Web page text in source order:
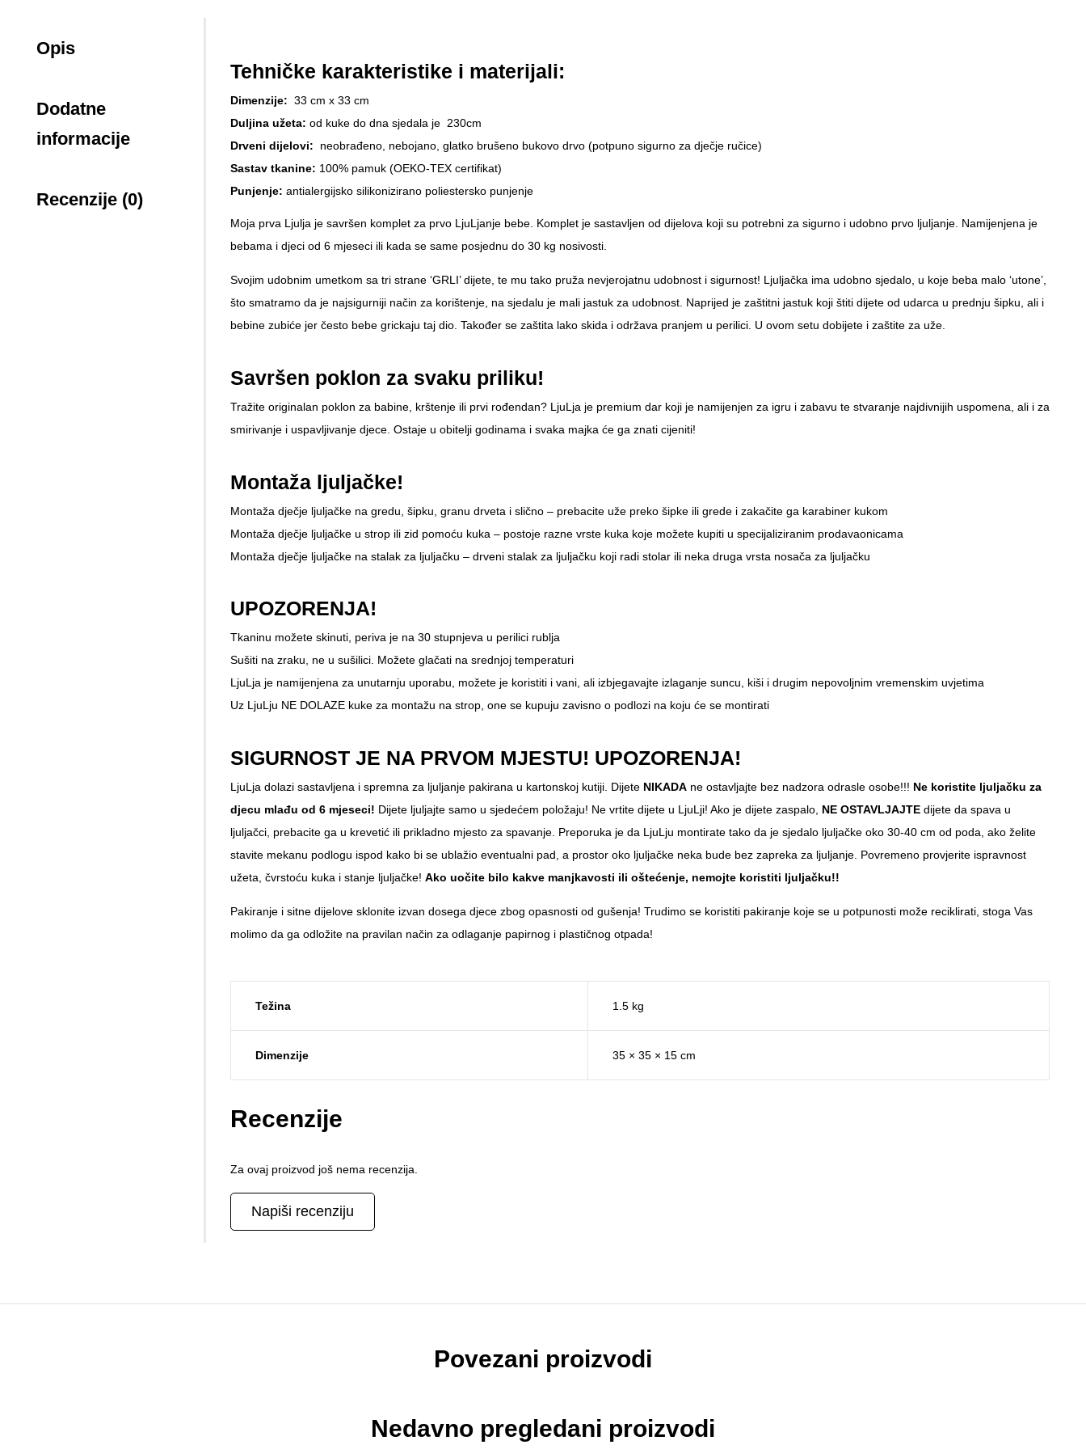
Opis
Dodatne
informacije
Recenzije (0)
Tehničke karakteristike i materijali:
Dimenzije: 33 cm x 33 cm
Duljina užeta: od kuke do dna sjedala je 230cm
Drveni dijelovi: neobrađeno, nebojano, glatko brušeno bukovo drvo (potpuno sigurno za dječje ručice)
Sastav tkanine: 100% pamuk (OEKO-TEX certifikat)
Punjenje: antialergijsko silikonizirano poliestersko punjenje
Moja prva Ljulja je savršen komplet za prvo LjuLjanje bebe. Komplet je sastavljen od dijelova koji su potrebni za sigurno i udobno prvo ljuljanje. Namijenjena je
bebama i djeci od 6 mjeseci ili kada se same posjednu do 30 kg nosivosti.
Svojim udobnim umetkom sa tri strane ‘GRLI’ dijete, te mu tako pruža nevjerojatnu udobnost i sigurnost! Ljuljačka ima udobno sjedalo, u koje beba malo ‘utone’,
što smatramo da je najsigurniji način za korištenje, na sjedalu je mali jastuk za udobnost. Naprijed je zaštitni jastuk koji štiti dijete od udarca u prednju šipku, ali i
bebine zubiće jer često bebe grickaju taj dio. Također se zaštita lako skida i održava pranjem u perilici. U ovom setu dobijete i zaštite za uže.
Savršen poklon za svaku priliku!
Tražite originalan poklon za babine, krštenje ili prvi rođendan? LjuLja je premium dar koji je namijenjen za igru i zabavu te stvaranje najdivnijih uspomena, ali i za
smirivanje i uspavljivanje djece. Ostaje u obitelji godinama i svaka majka će ga znati cijeniti!
Montaža ljuljačke!
Montaža dječje ljuljačke na gredu, šipku, granu drveta i slično – prebacite uže preko šipke ili grede i zakačite ga karabiner kukom
Montaža dječje ljuljačke u strop ili zid pomoću kuka – postoje razne vrste kuka koje možete kupiti u specijaliziranim prodavaonicama
Montaža dječje ljuljačke na stalak za ljuljačku – drveni stalak za ljuljačku koji radi stolar ili neka druga vrsta nosača za ljuljačku
UPOZORENJA!
Tkaninu možete skinuti, periva je na 30 stupnjeva u perilici rublja
Sušiti na zraku, ne u sušilici. Možete glačati na srednjoj temperaturi
LjuLja je namijenjena za unutarnju uporabu, možete je koristiti i vani, ali izbjegavajte izlaganje suncu, kiši i drugim nepovoljnim vremenskim uvjetima
Uz LjuLju NE DOLAZE kuke za montažu na strop, one se kupuju zavisno o podlozi na koju će se montirati
SIGURNOST JE NA PRVOM MJESTU! UPOZORENJA!
LjuLja dolazi sastavljena i spremna za ljuljanje pakirana u kartonskoj kutiji. Dijete NIKADA ne ostavljajte bez nadzora odrasle osobe!!! Ne koristite ljuljačku za
djecu mlađu od 6 mjeseci! Dijete ljuljajte samo u sjedećem položaju! Ne vrtite dijete u LjuLji! Ako je dijete zaspalo, NE OSTAVLJAJTE dijete da spava u
ljuljačci, prebacite ga u krevetić ili prikladno mjesto za spavanje. Preporuka je da LjuLju montirate tako da je sjedalo ljuljačke oko 30-40 cm od poda, ako želite
stavite mekanu podlogu ispod kako bi se ublažio eventualni pad, a prostor oko ljuljačke neka bude bez zapreka za ljuljanje. Povremeno provjerite ispravnost
užeta, čvrstoću kuka i stanje ljuljačke! Ako uočite bilo kakve manjkavosti ili oštećenje, nemojte koristiti ljuljačku!!
Pakiranje i sitne dijelove sklonite izvan dosega djece zbog opasnosti od gušenja! Trudimo se koristiti pakiranje koje se u potpunosti može reciklirati, stoga Vas
molimo da ga odložite na pravilan način za odlaganje papirnog i plastičnog otpada!
Težina 1.5 kg
Dimenzije 35 × 35 × 15 cm
Recenzije
Za ovaj proizvod još nema recenzija.
Napiši recenziju
Povezani proizvodi
Nedavno pregledani proizvodi